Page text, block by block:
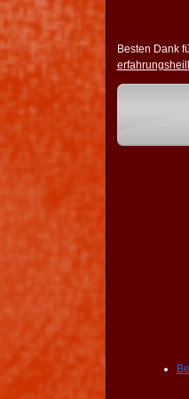
Besten Dank